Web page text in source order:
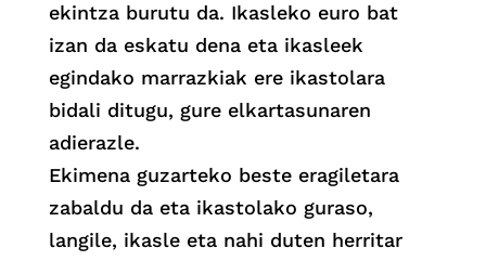
ekintza burutu da. Ikasleko euro bat
izan da eskatu dena eta ikasleek
egindako marrazkiak ere ikastolara
bidali ditugu, gure elkartasunaren
adierazle.
Ekimena guzarteko beste eragiletara
zabaldu da eta ikastolako guraso,
langile, ikasle eta nahi duten herritar